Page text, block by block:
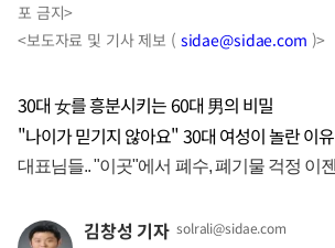
포 금지>
<보도자료 및 기사 제보 ( sidae@sidae.com )>
30대 女를 흥분시키는 60대 男의 비밀
"나이가 믿기지 않아요" 30대 여성이 놀란 이유
김창성 기자 solrali@sidae.com